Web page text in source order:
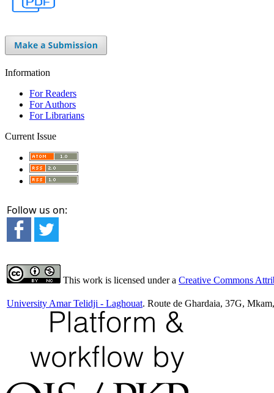
Information
For Readers
For Authors
For Librarians
Current Issue
Follow us on:
This work is licensed under a Creative Commons
University Amar Telidji - Laghouat. Route de Ghardaia, 37G,